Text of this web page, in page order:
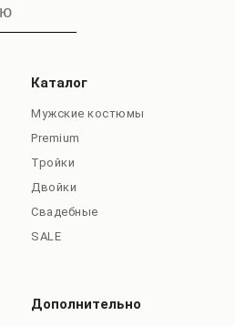
Каталог
Мужские костюмы
Premium
Тройки
Двойки
Свадебные
SALE
Дополнительно